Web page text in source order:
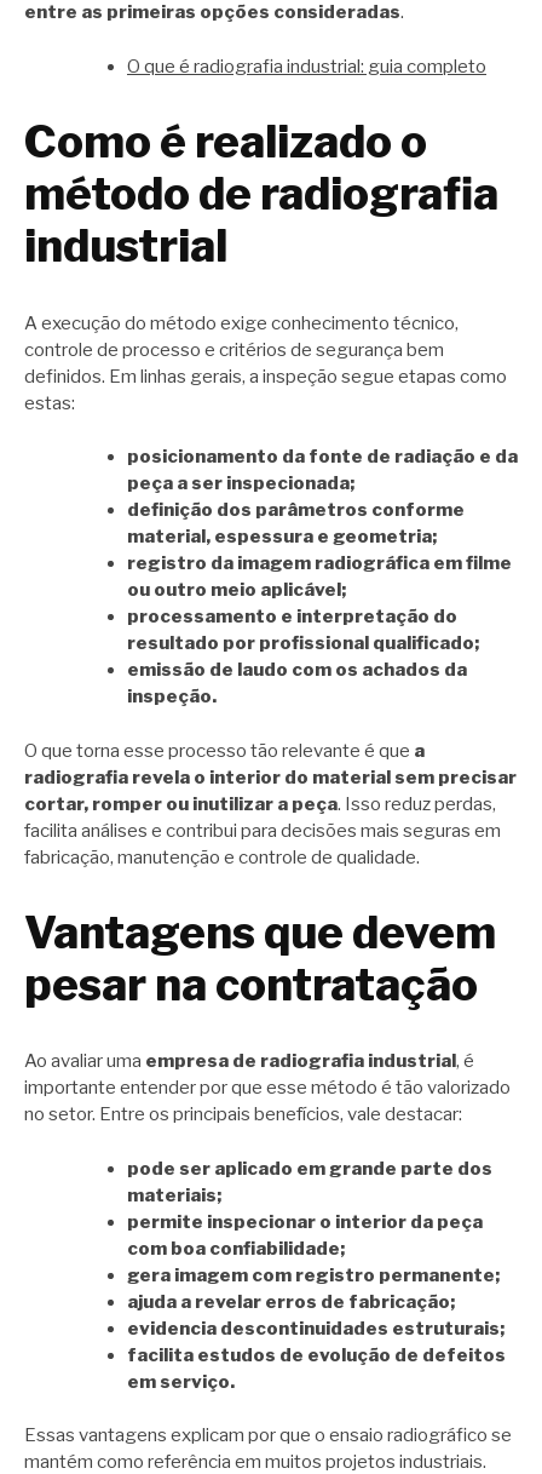
entre as primeiras opções consideradas.
O que é radiografia industrial: guia completo
Como é realizado o
método de radiografia
industrial
A execução do método exige conhecimento técnico,
controle de processo e critérios de segurança bem
definidos. Em linhas gerais, a inspeção segue etapas como
estas:
posicionamento da fonte de radiação e da
peça a ser inspecionada;
definição dos parâmetros conforme
material, espessura e geometria;
registro da imagem radiográfica em filme
ou outro meio aplicável;
processamento e interpretação do
resultado por profissional qualificado;
emissão de laudo com os achados da
inspeção.
O que torna esse processo tão relevante é que a
radiografia revela o interior do material sem precisar
cortar, romper ou inutilizar a peça. Isso reduz perdas,
facilita análises e contribui para decisões mais seguras em
fabricação, manutenção e controle de qualidade.
Vantagens que devem
pesar na contratação
Ao avaliar uma empresa de radiografia industrial , é
importante entender por que esse método é tão valorizado
no setor. Entre os principais benefícios, vale destacar:
pode ser aplicado em grande parte dos
materiais;
permite inspecionar o interior da peça
com boa confiabilidade;
gera imagem com registro permanente;
ajuda a revelar erros de fabricação;
evidencia descontinuidades estruturais;
facilita estudos de evolução de defeitos
em serviço.
Essas vantagens explicam por que o ensaio radiográfico se
mantém como referência em muitos projetos industriais.